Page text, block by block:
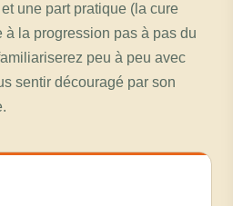
une part pratique (la cure
à la progression pas à pas du
peu à peu avec
sentir découragé par son